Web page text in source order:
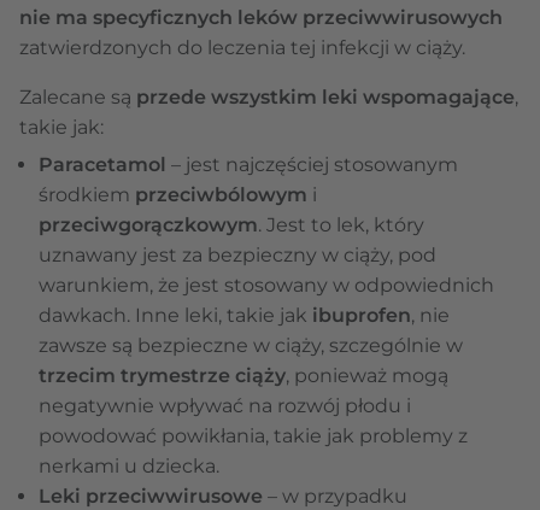
nie ma specyficznych leków przeciwwirusowych
zatwierdzonych do leczenia tej infekcji w ciąży.
Zalecane są przede wszystkim leki wspomagające,
takie jak:
Paracetamol – jest najczęściej stosowanym
środkiem przeciwbólowym i
przeciwgorączkowym. Jest to lek, który
uznawany jest za bezpieczny w ciąży, pod
warunkiem, że jest stosowany w odpowiednich
dawkach. Inne leki, takie jak ibuprofen, nie
zawsze są bezpieczne w ciąży, szczególnie w
trzecim trymestrze ciąży, ponieważ mogą
negatywnie wpływać na rozwój płodu i
powodować powikłania, takie jak problemy z
nerkami u dziecka.
Leki przeciwwirusowe – w przypadku